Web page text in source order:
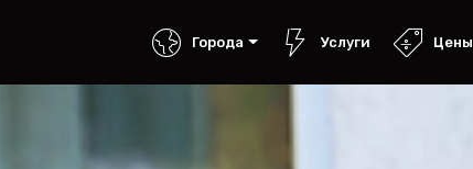
Города Услуги Цены